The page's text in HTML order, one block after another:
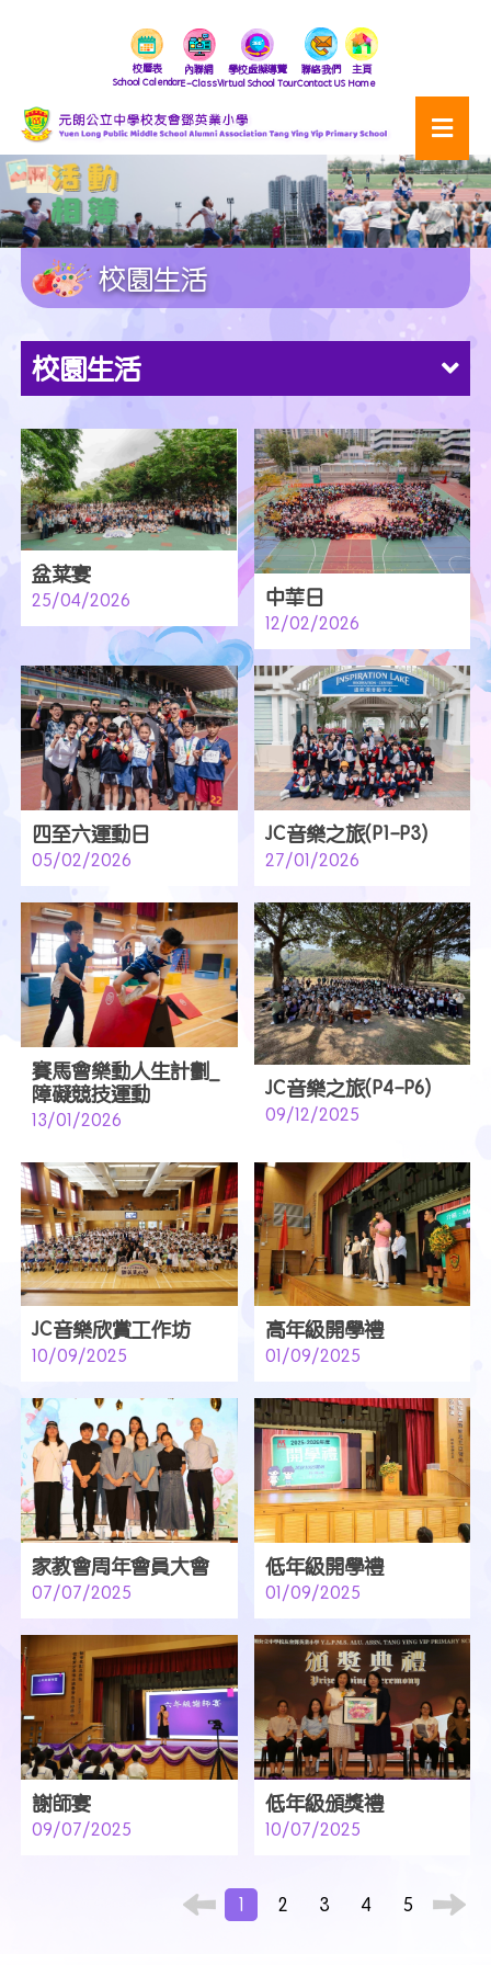
校曆表
School Calendar
內聯網
E-Class
學校虛擬導覽
Virtual School Tour
聯絡我們
Contact US
主頁
Home
校園生活
校園生活
盆菜宴
25/04/2026 中華日
12/02/2026
四至六運動日
05/02/2026
JC音樂之旅(P1-P3)
27/01/2026
賽馬會樂動人生計劃_
障礙競技運動
13/01/2026
JC音樂之旅(P4-P6)
09/12/2025
JC音樂欣賞工作坊
10/09/2025
高年級開學禮
01/09/2025
家教會周年會員大會
07/07/2025
低年級開學禮
01/09/2025
謝師宴
09/07/2025
低年級頒獎禮
10/07/2025
1 2 3 4 5